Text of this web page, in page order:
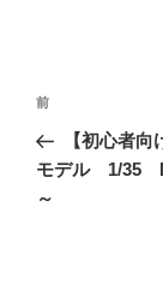
投
ナ
前
の
投
前
【初心者
モデル 1/35
～